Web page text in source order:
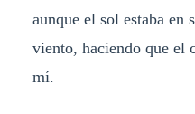
aunque el sol estaba en
viento, haciendo que el
mí.